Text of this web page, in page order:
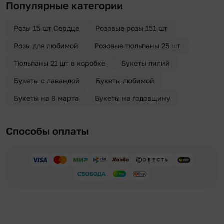
«Анонимная доставка». Мы гарантируем анонимность
Популярные категории
Розы 15 шт Сердце Розовые розы 151 шт
Розы для любимой Розовые тюльпаны 25 шт
Тюльпаны 21 шт в коробке Букеты лилий
Букеты с лавандой Букеты любимой
Букеты на 8 марта Букеты на годовщину
Способы оплаты